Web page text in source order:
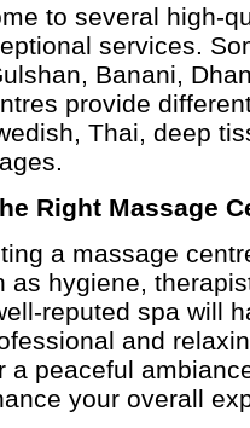
to several high-
services.
Banani,
provide
Thai, deep
Right Massage
a massage
as hygiene,
reputed spa will
and
a peaceful
your overall